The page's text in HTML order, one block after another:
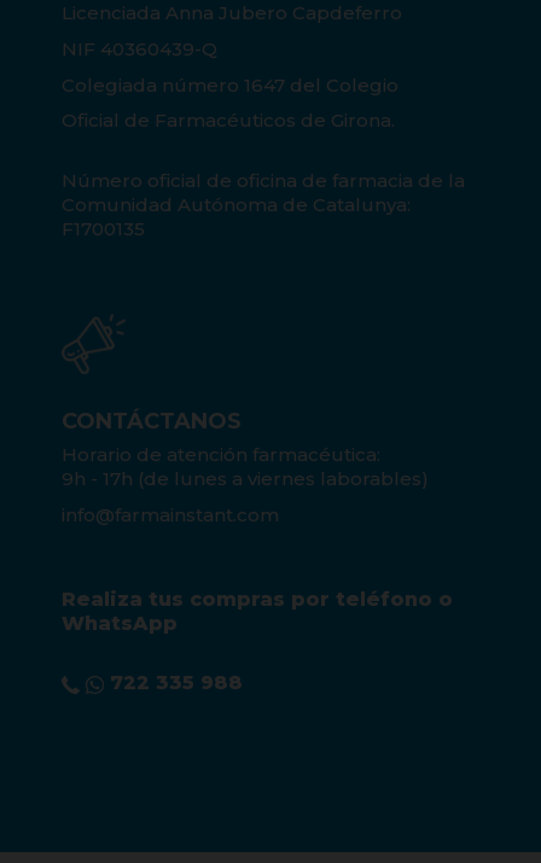
Licenciada Anna Jubero Capdeferro
NIF 40360439-Q
Colegiada número 1647 del Colegio
Oficial de Farmacéuticos de Girona.
Número oficial de oficina de farmacia de la
Comunidad Autónoma de Catalunya:
F1700135
CONTÁCTANOS
Horario de atención farmacéutica:
9h - 17h (de lunes a viernes laborables)
info@farmainstant.com
Realiza tus compras por teléfono o
WhatsApp
722 335 988